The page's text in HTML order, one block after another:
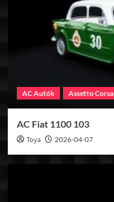
AC Autók Assetto Corsa
AC Fiat 1100 103
Toya 2026-04-07